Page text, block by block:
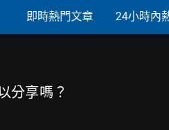
即時熱門文章 24小時內
分享嗎？